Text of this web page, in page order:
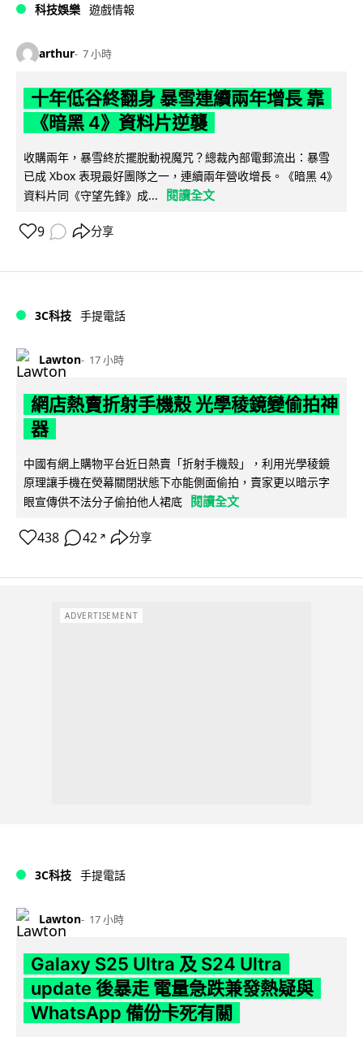
科技娛樂 遊戲情報
arthur 7 小時
十年低谷終翻身 暴雪連續兩年增長 靠
《暗黑 4》資料片逆襲
收購兩年，暴雪終於擺脫動視魔咒？總裁內部電郵流出：暴雪
已成 Xbox 表現最好團隊之一，連續兩年營收增長。《暗黑 4》
資料片同《守望先鋒》成...
閱讀全文
9 分享
3C科技 手提電話
Lawton 17 小時
網店熱賣折射手機殼 光學稜鏡變偷拍神
器
中國有網上購物平台近日熱賣「折射手機殼」，利用光學稜鏡
原理讓手機在熒幕關閉狀態下亦能側面偷拍，賣家更以暗示字
眼宣傳供不法分子偷拍他人裙底 閱讀全文
438 42 ↗ 分享
ADVERTISEMENT
3C科技 手提電話
Lawton 17 小時
Galaxy S25 Ultra 及 S24 Ultra
update 後暴走 電量急跌兼發熱疑與
WhatsApp 備份卡死有關